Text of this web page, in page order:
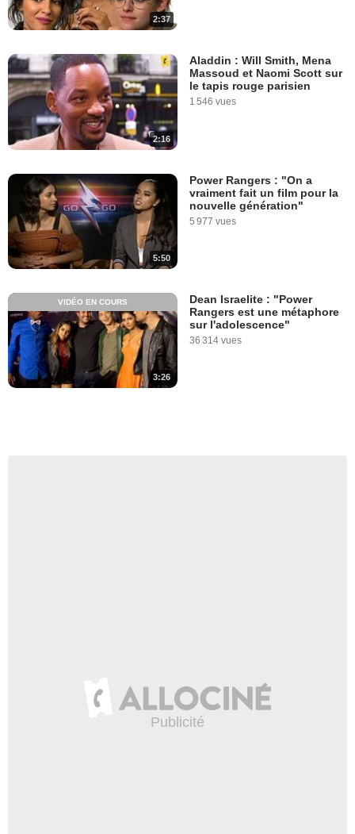
2:37
2:16
Aladdin : Will Smith, Mena
Massoud et Naomi Scott sur
le tapis rouge parisien
1 546 vues
5:50
Power Rangers : "On a
vraiment fait un film pour la
nouvelle génération"
5 977 vues
3:26
VIDÉO EN COURS
Dean Israelite : "Power
Rangers est une métaphore
sur l'adolescence"
36 314 vues